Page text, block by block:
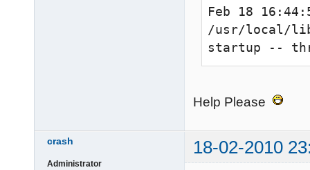
rip=%r lip=%l
mail_debug =
Feb 18
/usr/local/
startup --
Help Please
crash 18-02-2010
Administrator